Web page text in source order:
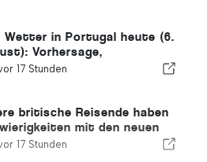
Wetter in Portugal heute (6.
Vorhersage,
und was Sie
17 Stunden
britische Reisende haben
mit den neuen
der
17 Stunden